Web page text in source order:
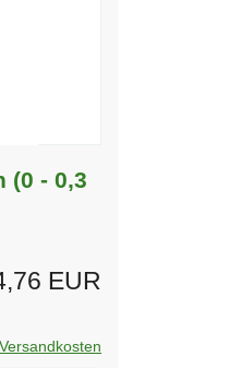
(0 - 0,3
EUR
Versandkosten